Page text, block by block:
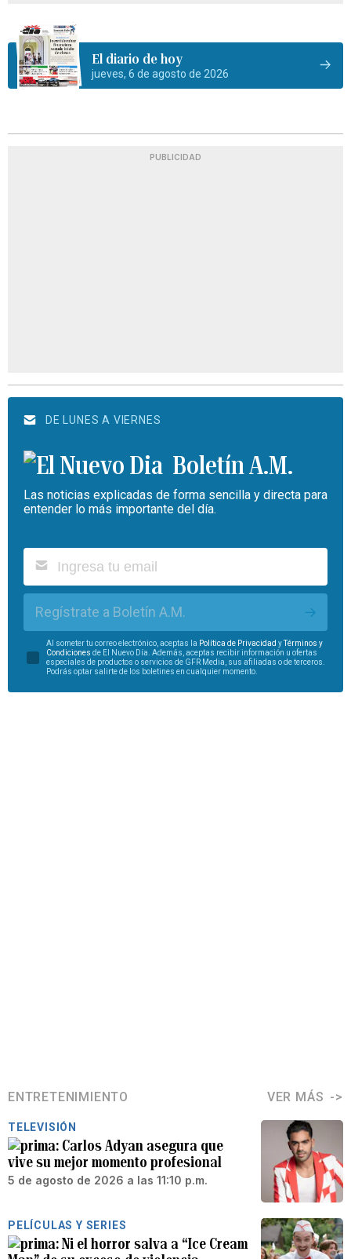
El diario de hoy
jueves, 6 de agosto de 2026
PUBLICIDAD
DE LUNES A VIERNES
Boletín A.M.
Las noticias explicadas de forma sencilla y directa para
entender lo más importante del día.
Regístrate a Boletín A.M.
Al someter tu correo electrónico, aceptas la Política de Privacidad yTérminos y
Condiciones de El Nuevo Día. Además, aceptas recibir información u ofertas
especiales de productos o servicios de GFR Media, sus afiliadas o de terceros.
Podrás optar salirte de los boletines en cualquier momento.
ENTRETENIMIENTO VER MÁS
TELEVISIÓN
Carlos Adyan asegura que
vive su mejor momento profesional
5 de agosto de 2026 a las 11:10 p.m.
PELÍCULAS Y SERIES
Ni el horror salva a “Ice Cream